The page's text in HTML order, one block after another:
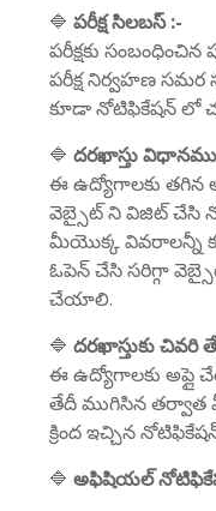
🔷 పరీక్ష సిలబస్ :-
పరీక్షకు సంబంధించిన
పరీక్ష నిర్వహణ
కూడా నోటిఫికేషన్ లో
🔷 దరఖాస్తు
ఈ ఉద్యోగాలకు తగిన
వెబ్సైట్ ని విజిట్ చేసి
మీయొక్క వివరాలన్నీ
ఓపెన్ చేసి సరిగ్గా
చేయాలి.
🔷 దరఖాస్తుకు చివరి
ఈ ఉద్యోగాలకు అప్లై
తేదీ ముగిసిన తర్వాత
క్రింద ఇచ్చిన
🔷 అఫిషియల్